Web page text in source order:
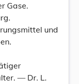
Gase.
und
— Dr. L.